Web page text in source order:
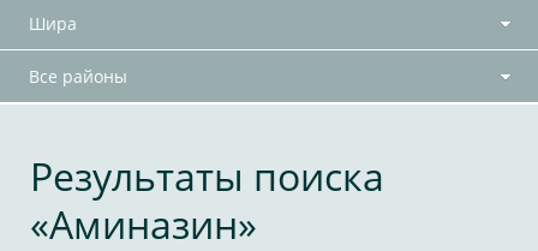
Шира
Все районы
Результаты поиска
«Аминазин»